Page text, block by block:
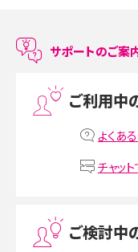
LINEで友だちを削除する方
MNOとは？MVNOやMVNEと
VPN接続とは？仕組みや必要
Instagram（インスタグラム
サポートのご案
ご利用中
よくあ
チャッ
ご検討中